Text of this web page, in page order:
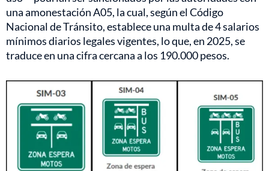
una amonestación A05, la cual, según el Código
Nacional de Tránsito, establece una multa de 4 salarios
mínimos diarios legales vigentes, lo que, en 2025, se
traduce en una cifra cercana a los 190.000 pesos.